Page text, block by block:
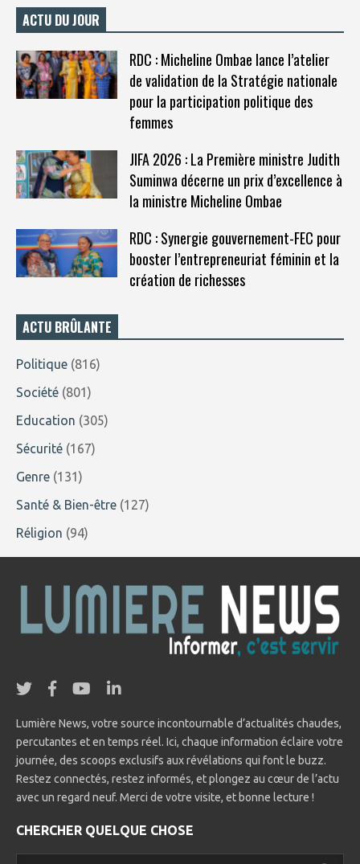
ACTU DU JOUR
RDC : Micheline Ombae lance l’atelier
de validation de la Stratégie nationale
pour la participation politique des
femmes
JIFA 2026 : La Première ministre Judith
Suminwa décerne un prix d’excellence à
la ministre Micheline Ombae
RDC : Synergie gouvernement-FEC pour
booster l’entrepreneuriat féminin et la
création de richesses
ACTU BRÛLANTE
Politique (816)
Société (801)
Education (305)
Sécurité (167)
Genre (131)
Santé & Bien-être (127)
Réligion (94)
Lumière News, votre source incontournable d’actualités chaudes,
percutantes et en temps réel. Ici, chaque information éclaire votre
journée, des scoops exclusifs aux révélations qui font le buzz.
Restez connectés, restez informés, et plongez au cœur de l’actu
avec un regard neuf. Merci de votre visite, et bonne lecture !
CHERCHER QUELQUE CHOSE